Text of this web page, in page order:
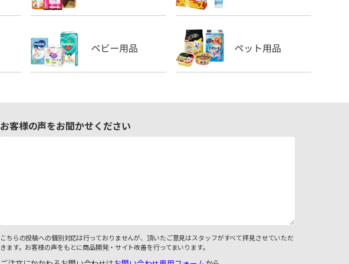
お客様の声をお聞かせください
こちらの投稿への個別対応は行っておりませんが、頂いたご意見はスタッフがすべて拝見させていただ
きます。お客様の声をもとに商品開発・サイト改善を行ってまいります。